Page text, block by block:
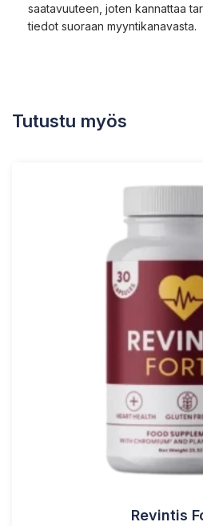
saatavuuteen, joten kannattaa
tiedot suoraan myyntikanavasta.
Tutustu myös
Revintis